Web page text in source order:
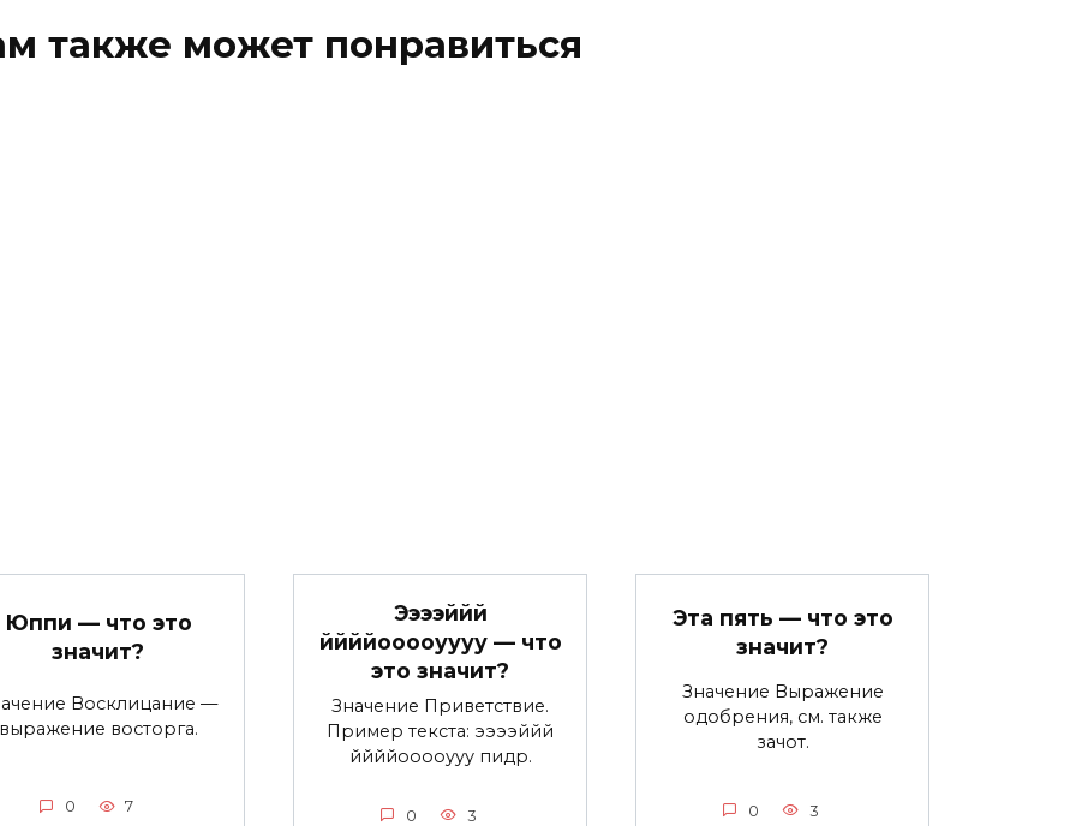
также может понравиться
Юппи — что это
значит?
Восклицание —
восторга.
0 7
Ээээййй
ййййооооуууу — что
это значит?
Значение Приветствие.
Пример текста: ээээййй
ййййооооууу пидр.
0 3
Эта пять — что это
значит?
Значение Выражение
одобрения, см. также
зачот.
0 3